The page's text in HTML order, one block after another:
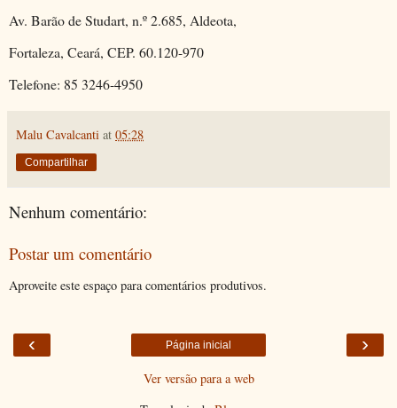
Av. Barão de Studart, n.º 2.685, Aldeota,
Fortaleza, Ceará, CEP. 60.120-970
Telefone: 85 3246-4950
Malu Cavalcanti at 05:28
Compartilhar
Nenhum comentário:
Postar um comentário
Aproveite este espaço para comentários produtivos.
‹ ›
Página inicial
Ver versão para a web